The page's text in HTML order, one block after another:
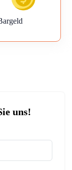
uns!